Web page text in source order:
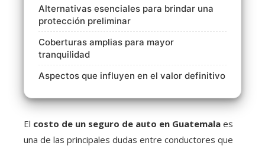
Alternativas esenciales para brindar una
protección preliminar
Coberturas amplias para mayor
tranquilidad
Aspectos que influyen en el valor definitivo
El costo de un seguro de auto en Guatemala es
una de las principales dudas entre conductores que